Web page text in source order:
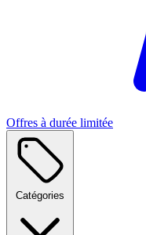
Offres à durée limitée
Catégories